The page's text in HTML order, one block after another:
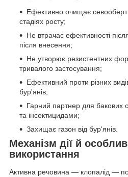
Ефективно очищає севооберт
стадіях росту;
Не втрачає ефективності
після внесення;
Не утворює резистентних
тривалого застосування;
Ефективний проти різних
бур'янів;
Гарний партнер для бакових
та інсектицидами;
Захищає газон від бур'янів.
Механізм дії й
використання
Активна речовина — клопалід —